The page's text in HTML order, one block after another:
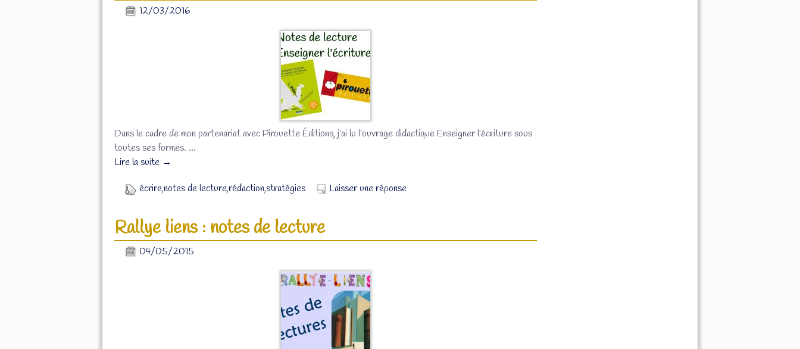
12/03/2016
Dans le cadre de mon partenariat avec Pirouette Éditions, j’ai lu l’ouvrage didactique Enseigner l’écriture sous
toutes ses formes. …
Lire la suite →
écrire,notes de lecture,rédaction,stratégies Laisser une réponse
Rallye liens : notes de lecture
04/05/2015